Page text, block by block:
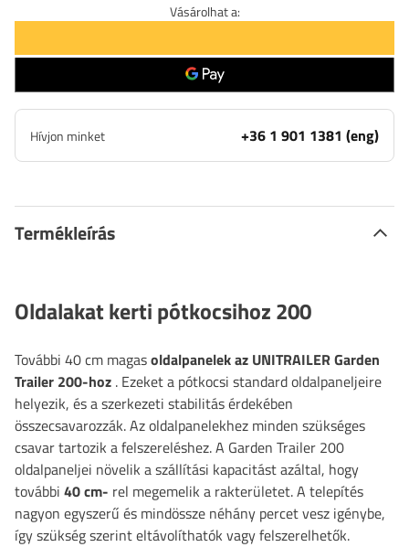
Vásárolhat a:
Hívjon minket +36 1 901 1381 (eng)
Termékleírás
Oldalakat kerti pótkocsihoz 200
További 40 cm magasoldalpanelek az UNITRAILER Garden
Trailer 200-hoz . Ezeket a pótkocsi standard oldalpaneljeire
helyezik, és a szerkezeti stabilitás érdekében
összecsavarozzák. Az oldalpanelekhez minden szükséges
csavar tartozik a felszereléshez. A Garden Trailer 200
oldalpaneljei növelik a szállítási kapacitást azáltal, hogy
további 40 cm- rel megemelik a rakterületet. A telepítés
nagyon egyszerű és mindössze néhány percet vesz igénybe,
így szükség szerint eltávolíthatók vagy felszerelhetők.